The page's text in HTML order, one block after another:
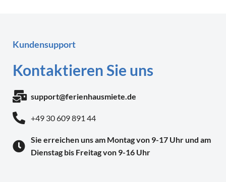
Kundensupport
Kontaktieren Sie uns
support@ferienhausmiete.de
+49 30 609 891 44
Sie erreichen uns am Montag von 9-17 Uhr und am
Dienstag bis Freitag von 9-16 Uhr